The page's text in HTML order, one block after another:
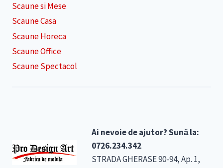
Scaune si Mese
Scaune Casa
Scaune Horeca
Scaune Office
Scaune Spectacol
Ai nevoie de ajutor? Sună la:
0726.234.342
STRADA GHERASE 90-94, Ap. 1,